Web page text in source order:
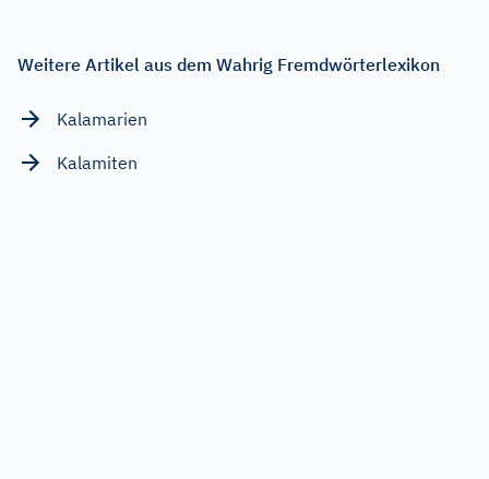
Weitere Artikel aus dem Wahrig Fremdwörterlexikon
Kalamarien
Kalamiten